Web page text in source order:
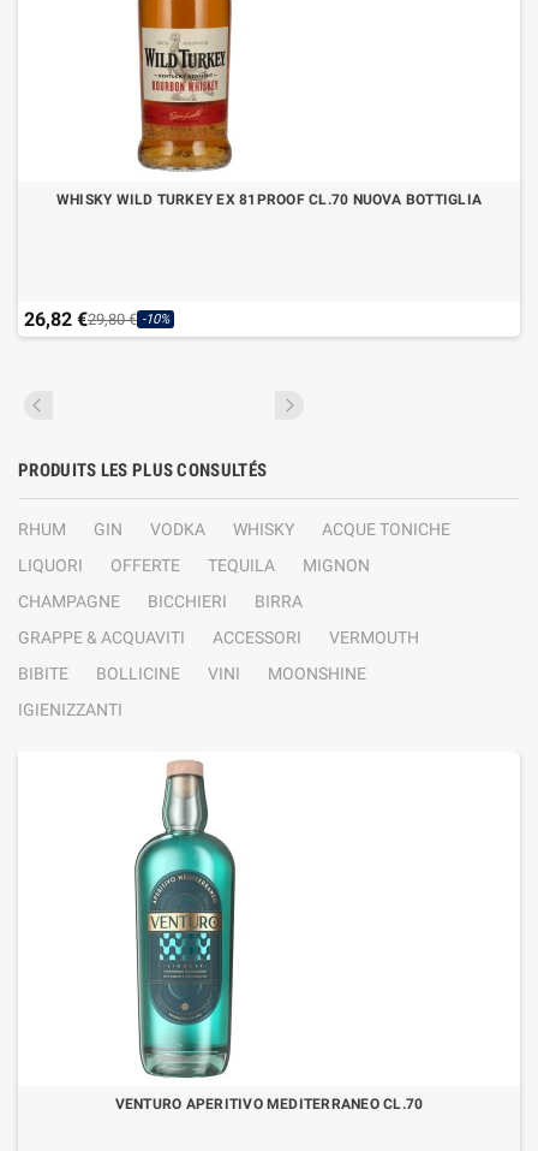
WHISKY WILD TURKEY EX 81PROOF CL.70 NUOVA BOTTIGLIA
26,82 €29,80 € -10%
PRODUITS LES PLUS CONSULTÉS
RHUM GIN VODKA WHISKY
ACQUE TONICHE
LIQUORI
OFFERTE TEQUILA
MIGNON
CHAMPAGNE
BICCHIERI
BIRRA
GRAPPE & ACQUAVITI
ACCESSORI
VERMOUTH
BIBITE
BOLLICINE VINI
MOONSHINE
IGIENIZZANTI
VENTURO APERITIVO MEDITERRANEO CL.70